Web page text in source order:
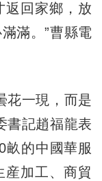
返回家鄉，放
滿。”曹縣電
一現，而是
書記趙福龍表
畝的中國華服
産加工、商貿